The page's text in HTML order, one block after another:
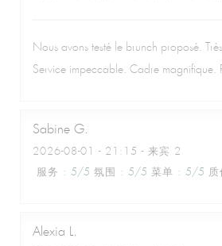
Nous avons testé le brunch proposé.
Service impeccable. Cadre magnifique.
Sabine G
2026-08-01 - 21:15 - 来宾 2
服务 : 5/5 氛围 : 5/5 菜单 : 5/5 质
Alexia L